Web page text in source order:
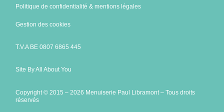
Politique de confidentialité & mentions légales
Gestion des cookies
T.V.A BE 0807 6865 445
Site By All About You
Copyright © 2015 – 2026 Menuiserie Paul Libramont – Tous droits
réservés